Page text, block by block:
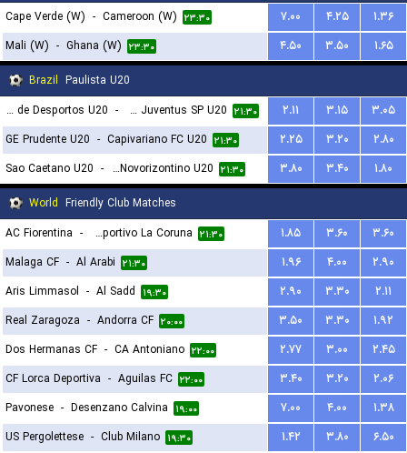
Cape Verde (W) - Cameroon (W) ۲۳:۳۰ ۷.۰۰ ۴.۲۵
۱.۳۶
Mali (W) - Ghana (W) ۲۳:۳۰ ۴.۵۰ ۳.۵۰
۱.۶۵
Brazil Paulista U20
Portuguesa de Desportos U20
- CA Juventus SP U20 ۲۱:۳۰ ۲.۱۱ ۳.۱۵
۳.۰۵
GE Prudente U20 - Capivariano FC U20 ۲۱:۳۰ ۲.۲۵ ۳.۲۰
۲.۸۰
Sao Caetano U20 - Gremio Novorizontino U20 ۲۱:۳۰ ۳.۸۰ ۳.۴۰
۱.۸۰
World Friendly Club Matches
AC Fiorentina - Deportivo La Coruna ۲۱:۳۰ ۱.۸۵ ۳.۶۰
۳.۶۰
Malaga CF - Al Arabi ۲۱:۳۰ ۱.۹۶ ۴.۰۰
۲.۹۰
Aris Limmasol - Al Sadd ۱۹:۳۰ ۲.۹۰ ۳.۳۰
۲.۱۱
Real Zaragoza - Andorra CF ۲۰:۰۰ ۳.۵۰ ۳.۳۰
۱.۹۲
Dos Hermanas CF - CA Antoniano ۲۲:۰۰ ۲.۷۷ ۳.۰۰
۲.۴۵
CF Lorca Deportiva - Aguilas FC ۲۲:۰۰ ۳.۴۰ ۳.۲۰
۲.۰۶
Pavonese - Desenzano Calvina ۱۹:۰۰ ۷.۰۰ ۴.۰۰
۱.۳۸
US Pergolettese - Club Milano ۱۹:۳۰ ۱.۴۲ ۳.۸۰
۶.۵۰